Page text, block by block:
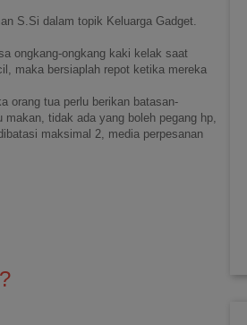
S.Si dalam topik Keluarga Gadget.
ongkang-ongkang kaki kelak saat
maka bersiaplah repot ketika mereka
orang tua perlu berikan batasan-
tidak ada yang boleh pegang hp,
maksimal 2, media perpesanan